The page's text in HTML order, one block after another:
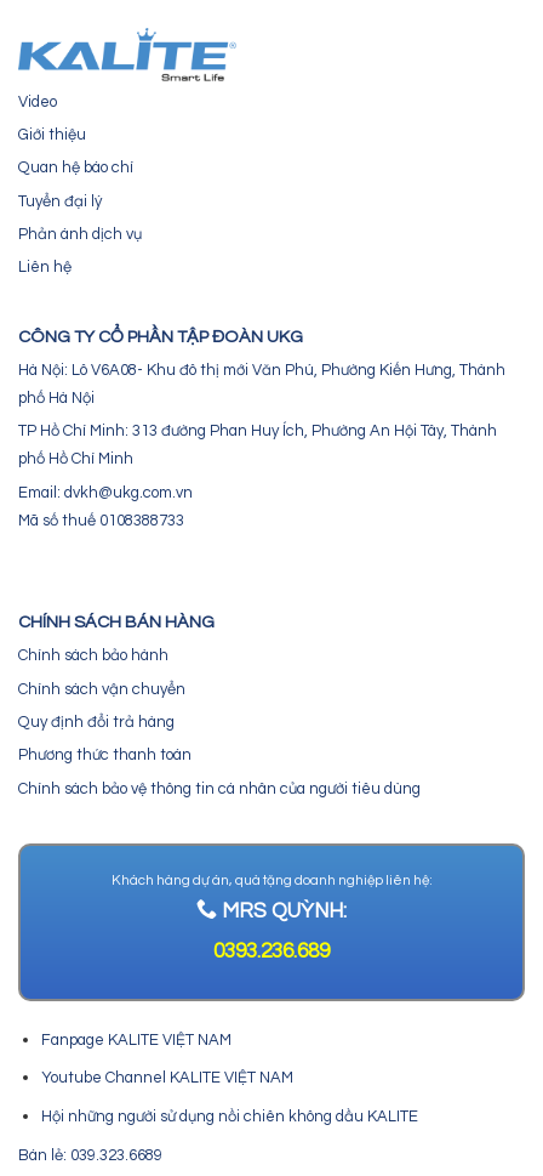
Video
Giới thiệu
Quan hệ báo chí
Tuyển đại lý
Phản ánh dịch vụ
Liên hệ
CÔNG TY CỔ PHẦN TẬP ĐOÀN UKG
Hà Nội: Lô V6A08- Khu đô thị mới Văn Phú, Phường Kiến Hưng, Thành
phố Hà Nội
TP Hồ Chí Minh: 313 đường Phan Huy Ích, Phường An Hội Tây, Thành
phố Hồ Chí Minh
Email: dvkh@ukg.com.vn
Mã số thuế 0108388733
CHÍNH SÁCH BÁN HÀNG
Chính sách bảo hành
Chính sách vận chuyển
Quy định đổi trả hàng
Phương thức thanh toán
Chính sách bảo vệ thông tin cá nhân của người tiêu dùng
Khách hàng dự án, quà tặng doanh nghiệp liên hệ:
MRS QUỲNH:
0393.236.689
Fanpage KALITE VIỆT NAM
Youtube Channel KALITE VIỆT NAM
Hội những người sử dụng nồi chiên không dầu KALITE
Bán lẻ: 039.323.6689